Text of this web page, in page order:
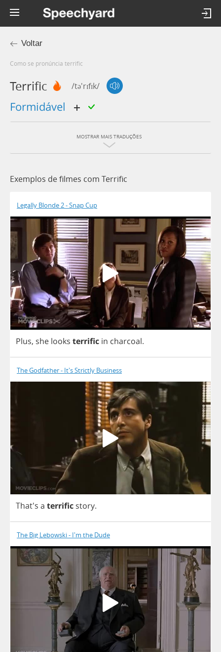
Voltar
Como se pronúncia terrific
Terrific /tə'rɪfɪk/
formidável
MOSTRAR MAIS TRADUÇÕES
Exemplos de filmes com Terrific
Legally Blonde 2 - Snap Cup
Plus, she looks terrific in charcoal.
The Godfather - It's Strictly Business
That's a terrific story.
The Big Lebowski - I'm the Dude